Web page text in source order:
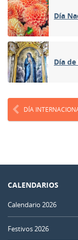
Día
Día
DÍA
CALENDARIOS
Calendario 2026
Festivos 2026